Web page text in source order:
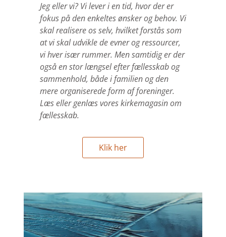
Jeg eller vi? Vi lever i en tid, hvor der er
fokus på den enkeltes ønsker og behov. Vi
skal realisere os selv, hvilket forstås som
at vi skal udvikle de evner og ressourcer,
vi hver især rummer. Men samtidig er der
også en stor længsel efter fællesskab og
sammenhold, både i familien og den
mere organiserede form af foreninger.
Læs eller genlæs vores kirkemagasin om
fællesskab.
Klik her